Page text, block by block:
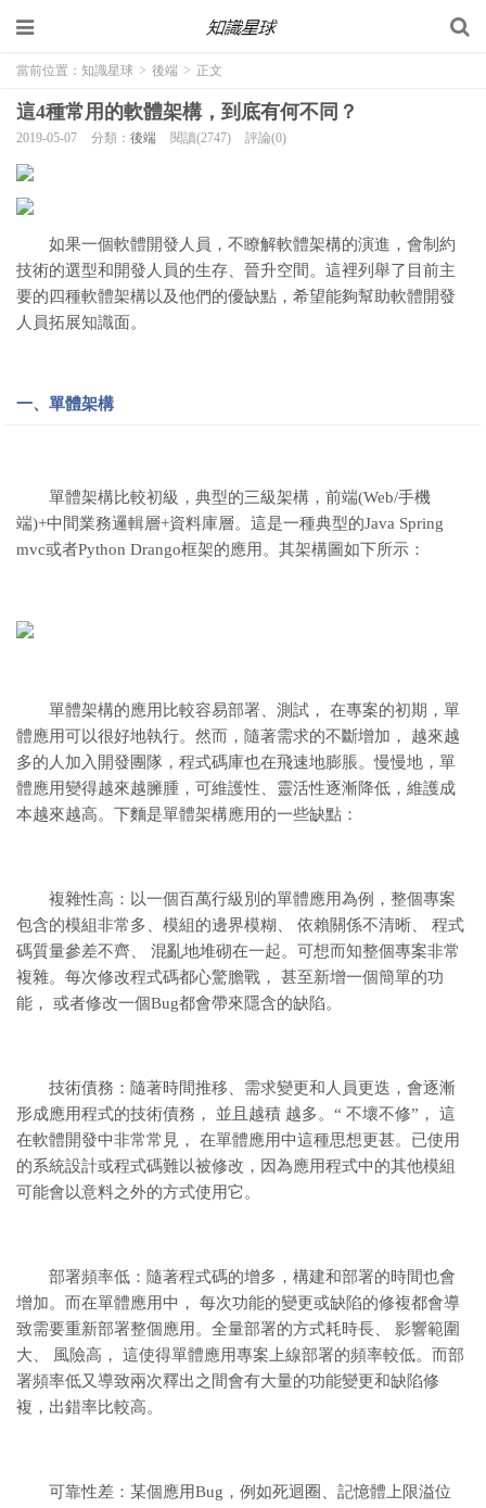
當前位置： 知識星球 > 後端 > 正文
這4種常用的軟體架構，到底有何不同？
2019-05-07 分類： 後端 閱讀(2747) 評論(0)
如果一個軟體開發人員，不瞭解軟體架構的演進，會制約
技術的選型和開發人員的生存、晉升空間。這裡列舉了目前主
要的四種軟體架構以及他們的優缺點，希望能夠幫助軟體開發
人員拓展知識面。
一、單體架構
單體架構比較初級，典型的三級架構，前端(Web/手機
端)+中間業務邏輯層+資料庫層。這是一種典型的Java Spring
mvc或者Python Drango框架的應用。其架構圖如下所示：
單體架構的應用比較容易部署、測試， 在專案的初期，單
體應用可以很好地執行。然而，隨著需求的不斷增加， 越來越
多的人加入開發團隊，程式碼庫也在飛速地膨脹。慢慢地，單
體應用變得越來越臃腫，可維護性、靈活性逐漸降低，維護成
本越來越高。下麵是單體架構應用的一些缺點：
複雜性高：以一個百萬行級別的單體應用為例，整個專案
包含的模組非常多、模組的邊界模糊、 依賴關係不清晰、 程式
碼質量參差不齊、 混亂地堆砌在一起。可想而知整個專案非常
複雜。每次修改程式碼都心驚膽戰， 甚至新增一個簡單的功
能， 或者修改一個Bug都會帶來隱含的缺陷。
技術債務：隨著時間推移、需求變更和人員更迭，會逐漸
形成應用程式的技術債務， 並且越積 越多。“ 不壞不修”， 這
在軟體開發中非常常見， 在單體應用中這種思想更甚。已使用
的系統設計或程式碼難以被修改，因為應用程式中的其他模組
可能會以意料之外的方式使用它。
部署頻率低：隨著程式碼的增多，構建和部署的時間也會
增加。而在單體應用中， 每次功能的變更或缺陷的修複都會導
致需要重新部署整個應用。全量部署的方式耗時長、 影響範圍
大、 風險高， 這使得單體應用專案上線部署的頻率較低。而部
署頻率低又導致兩次釋出之間會有大量的功能變更和缺陷修
複，出錯率比較高。
可靠性差：某個應用Bug，例如死迴圈、記憶體上限溢位